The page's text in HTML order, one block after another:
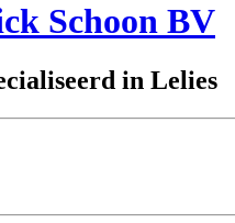
Schoon BV
in Lelies